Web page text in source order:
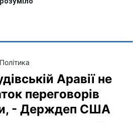
Політика
Аравії не
переговорів
- Держдеп США